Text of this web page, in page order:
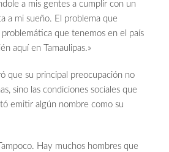
a mis gentes a cumplir con un
a mi sueño. El problema que
que tenemos en el país
aquí en Tamaulipas.»
que su principal preocupación no
sino las condiciones sociales que
emitir algún nombre como su
Hay muchos hombres que